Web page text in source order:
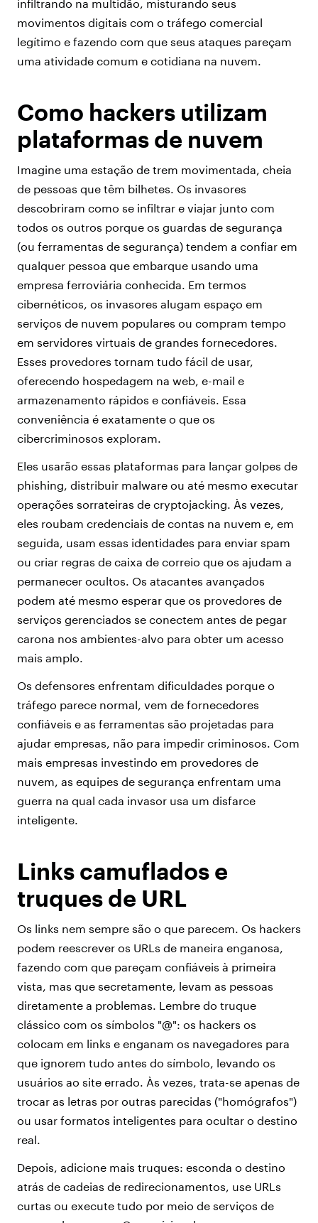
infiltrando na multidão, misturando seus
movimentos digitais com o tráfego comercial
legítimo e fazendo com que seus ataques pareçam
uma atividade comum e cotidiana na nuvem.
Como hackers utilizam
plataformas de nuvem
Imagine uma estação de trem movimentada, cheia
de pessoas que têm bilhetes. Os invasores
descobriram como se infiltrar e viajar junto com
todos os outros porque os guardas de segurança
(ou ferramentas de segurança) tendem a confiar em
qualquer pessoa que embarque usando uma
empresa ferroviária conhecida. Em termos
cibernéticos, os invasores alugam espaço em
serviços de nuvem populares ou compram tempo
em servidores virtuais de grandes fornecedores.
Esses provedores tornam tudo fácil de usar,
oferecendo hospedagem na web, e-mail e
armazenamento rápidos e confiáveis. Essa
conveniência é exatamente o que os
cibercriminosos exploram.
Eles usarão essas plataformas para lançar golpes de
phishing, distribuir malware ou até mesmo executar
operações sorrateiras de cryptojacking. Às vezes,
eles roubam credenciais de contas na nuvem e, em
seguida, usam essas identidades para enviar spam
ou criar regras de caixa de correio que os ajudam a
permanecer ocultos. Os atacantes avançados
podem até mesmo esperar que os provedores de
serviços gerenciados se conectem antes de pegar
carona nos ambientes-alvo para obter um acesso
mais amplo.
Os defensores enfrentam dificuldades porque o
tráfego parece normal, vem de fornecedores
confiáveis e as ferramentas são projetadas para
ajudar empresas, não para impedir criminosos. Com
mais empresas investindo em provedores de
nuvem, as equipes de segurança enfrentam uma
guerra na qual cada invasor usa um disfarce
inteligente.
Links camuflados e
truques de URL
Os links nem sempre são o que parecem. Os hackers
podem reescrever os URLs de maneira enganosa,
fazendo com que pareçam confiáveis à primeira
vista, mas que secretamente, levam as pessoas
diretamente a problemas. Lembre do truque
clássico com os símbolos "@": os hackers os
colocam em links e enganam os navegadores para
que ignorem tudo antes do símbolo, levando os
usuários ao site errado. Às vezes, trata-se apenas de
trocar as letras por outras parecidas ("homógrafos")
ou usar formatos inteligentes para ocultar o destino
real.
Depois, adicione mais truques: esconda o destino
atrás de cadeias de redirecionamentos, use URLs
curtas ou execute tudo por meio de serviços de